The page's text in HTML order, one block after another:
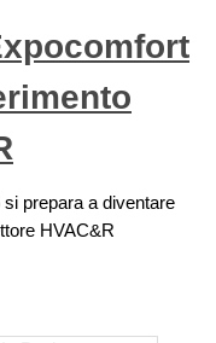
prepara a diventare
HVAC&R